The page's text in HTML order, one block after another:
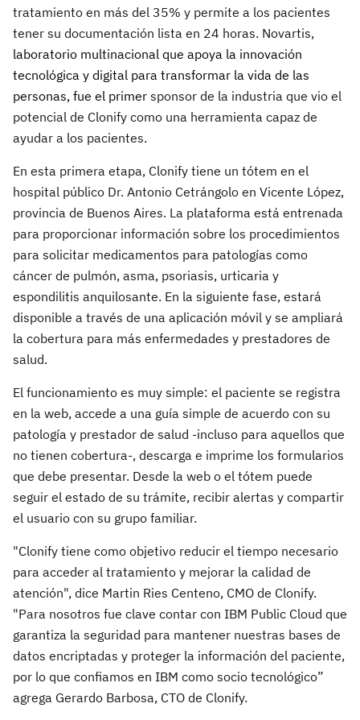
tratamiento en más del 35% y permite a los pacientes
tener su documentación lista en 24 horas. Novartis,
laboratorio multinacional que apoya la innovación
tecnológica y digital para transformar la vida de las
personas, fue el primer sponsor de la industria que vio el
potencial de Clonify como una herramienta capaz de
ayudar a los pacientes.
En esta primera etapa, Clonify tiene un tótem en el
hospital público Dr. Antonio Cetrángolo en Vicente López,
provincia de Buenos Aires. La plataforma está entrenada
para proporcionar información sobre los procedimientos
para solicitar medicamentos para patologías como
cáncer de pulmón, asma, psoriasis, urticaria y
espondilitis anquilosante. En la siguiente fase, estará
disponible a través de una aplicación móvil y se ampliará
la cobertura para más enfermedades y prestadores de
salud.
El funcionamiento es muy simple: el paciente se registra
en la web, accede a una guía simple de acuerdo con su
patología y prestador de salud -incluso para aquellos que
no tienen cobertura-, descarga e imprime los formularios
que debe presentar. Desde la web o el tótem puede
seguir el estado de su trámite, recibir alertas y compartir
el usuario con su grupo familiar.
"Clonify tiene como objetivo reducir el tiempo necesario
para acceder al tratamiento y mejorar la calidad de
atención", dice Martin Ries Centeno, CMO de Clonify.
"Para nosotros fue clave contar con IBM Public Cloud que
garantiza la seguridad para mantener nuestras bases de
datos encriptadas y proteger la información del paciente,
por lo que confiamos en IBM como socio tecnológico”
agrega Gerardo Barbosa, CTO de Clonify.